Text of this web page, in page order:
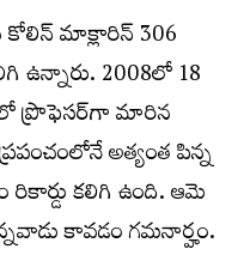
మాక్లారిన్ 306
ఉన్నారు. 2008లో 18
ప్రొఫెసర్‌గా మారిన
అత్యంత పిన్న
రికార్డు కలిగి ఉంది. ఆమె
కావడం గమనార్హం.